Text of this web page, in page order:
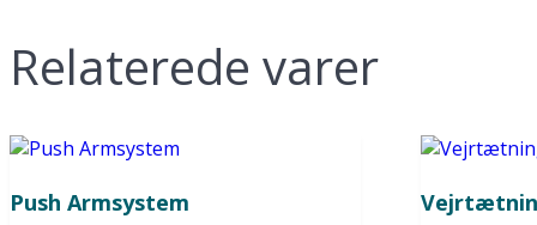
Relaterede varer
Push Armsystem